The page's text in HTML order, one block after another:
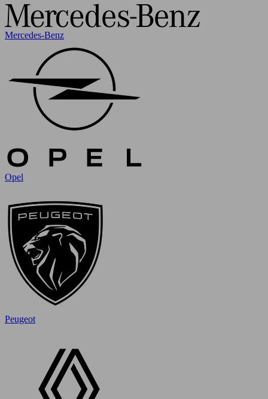
Mercedes-Benz
Opel
Peugeot